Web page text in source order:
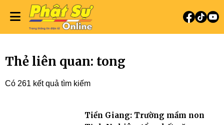
Thẻ liên quan: tong
Có 261 kết quả tìm kiếm
Tiền Giang: Trường mầm non